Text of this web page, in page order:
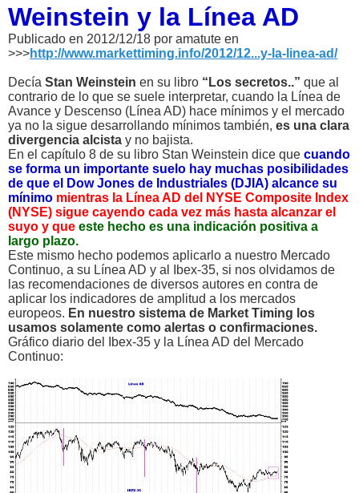
Weinstein y la Línea AD
Publicado en 2012/12/18 por amatute en
>>>http://www.markettiming.info/2012/12...y-la-linea-ad/
Decía Stan Weinstein en su libro “Los secretos..” que al
contrario de lo que se suele interpretar, cuando la Línea de
Avance y Descenso (Línea AD) hace mínimos y el mercado
ya no la sigue desarrollando mínimos también, es una clara
divergencia alcista y no bajista.
En el capítulo 8 de su libro Stan Weinstein dice que cuando
se forma un importante suelo hay muchas posibilidades
de que el Dow Jones de Industriales (DJIA) alcance su
mínimo mientras la Línea AD del NYSE Composite Index
(NYSE) sigue cayendo cada vez más hasta alcanzar el
suyo y que este hecho es una indicación positiva a
largo plazo.
Este mismo hecho podemos aplicarlo a nuestro Mercado
Continuo, a su Línea AD y al Ibex-35, si nos olvidamos de
las recomendaciones de diversos autores en contra de
aplicar los indicadores de amplitud a los mercados
europeos. En nuestro sistema de Market Timing los
usamos solamente como alertas o confirmaciones.
Gráfico diario del Ibex-35 y la Línea AD del Mercado
Continuo: